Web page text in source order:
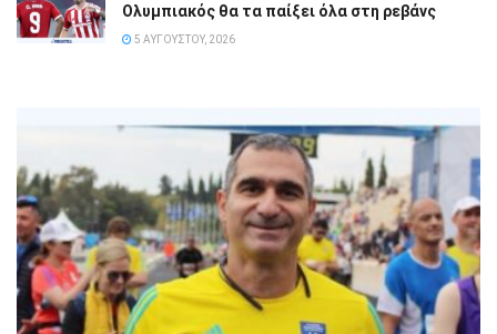
Ολυμπιακός θα τα παίξει όλα στη ρεβάνς
5 ΑΥΓΟΎΣΤΟΥ, 2026